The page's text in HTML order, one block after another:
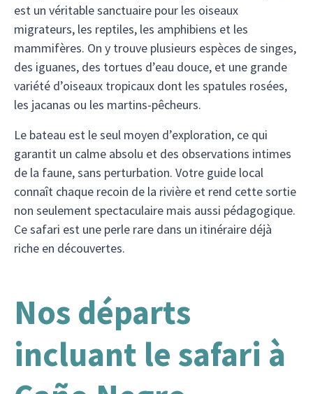
est un véritable sanctuaire pour les oiseaux
migrateurs, les reptiles, les amphibiens et les
mammifères. On y trouve plusieurs espèces de singes,
des iguanes, des tortues d’eau douce, et une grande
variété d’oiseaux tropicaux dont les spatules rosées,
les jacanas ou les martins-pêcheurs.
Le bateau est le seul moyen d’exploration, ce qui
garantit un calme absolu et des observations intimes
de la faune, sans perturbation. Votre guide local
connaît chaque recoin de la rivière et rend cette sortie
non seulement spectaculaire mais aussi pédagogique.
Ce safari est une perle rare dans un itinéraire déjà
riche en découvertes.
Nos départs
incluant le safari à